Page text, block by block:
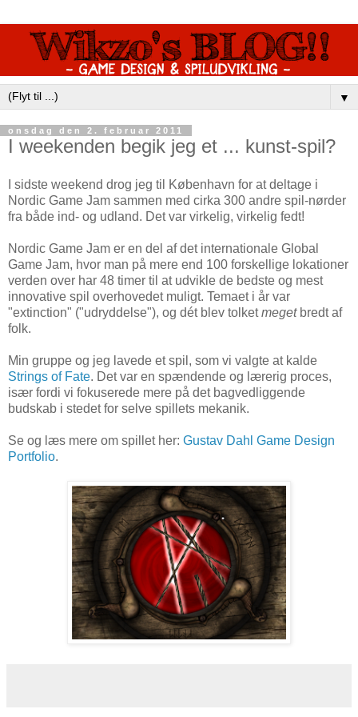
▼
onsdag den 2. februar 2011
I weekenden begik jeg et ... kunst-spil?
I sidste weekend drog jeg til København for at deltage i
Nordic Game Jam sammen med cirka 300 andre spil-nørder
fra både ind- og udland. Det var virkelig, virkelig fedt!
Nordic Game Jam er en del af det internationale Global
Game Jam, hvor man på mere end 100 forskellige lokationer
verden over har 48 timer til at udvikle de bedste og mest
innovative spil overhovedet muligt. Temaet i år var
"extinction" ("udryddelse"), og dét blev tolketmegetbredt af
folk.
Min gruppe og jeg lavede et spil, som vi valgte at kalde
Strings of Fate. Det var en spændende og lærerig proces,
især fordi vi fokuserede mere på det bagvedliggende
budskab i stedet for selve spillets mekanik.
Se og læs mere om spillet her: Gustav Dahl Game Design
Portfolio.